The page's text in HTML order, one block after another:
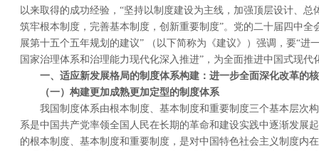
以来取得的成功经验，“坚持以制度建设为主线，加强顶层设计、
筑牢根本制度，完善基本制度，创新重要制度”。党的二十届四中全
展第十五个五年规划的建议” （以下简称为《建议》）强调，要“进
国家治理体系和治理能力现代化深入推进”，为全面推进中国式现代
一、 适应新发展格局的制度体系构建：进一步全面深化改革的
（一）构建更加成熟更加定型的制度体系
我国制度体系由根本制度、基本制度和重要制度三个基本层次
系是中国共产党率领全国人民在长期的革命和建设实践中逐渐发展
的根本制度、基本制度和重要制度，是对中国特色社会主义制度内